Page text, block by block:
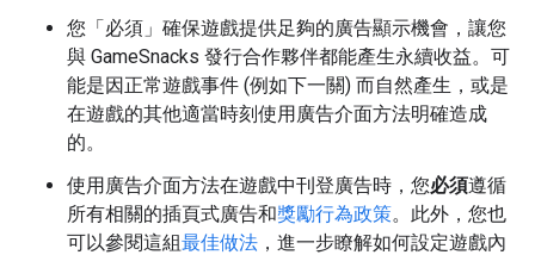
您「必須」 確保遊戲提供足夠的廣告顯示機會，讓您
與 GameSnacks 發行合作夥伴都能產生永續收益。可
能是因正常遊戲事件 (例如下一關) 而自然產生，或是
在遊戲的其他適當時刻使用廣告介面方法明確造成
的。
使用廣告介面方法在遊戲中刊登廣告時，您必須遵循
所有相關的插頁式廣告和獎勵行為政策。此外，您也
可以參閱這組最佳做法 ，進一步瞭解如何設定遊戲內